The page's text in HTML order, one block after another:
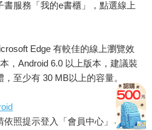
服務「我的e書櫃」，點選線上
Edge 有較佳的線上瀏覽效
，Android 6.0 以上版本，建議裝
至少有 30 MB以上的容量。
依照提示登入「會員中心」→「我